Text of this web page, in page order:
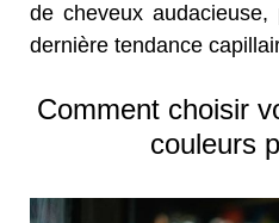
de cheveux
dernière tendance
Comment choisir
couleurs